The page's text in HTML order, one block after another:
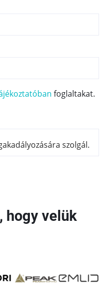
foglaltakat.
szolgál.
hogy velük